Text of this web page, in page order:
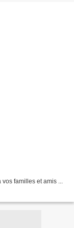
familles et amis ...